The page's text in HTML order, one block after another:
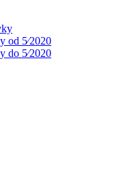
od 5⁄2020
do 5⁄2020